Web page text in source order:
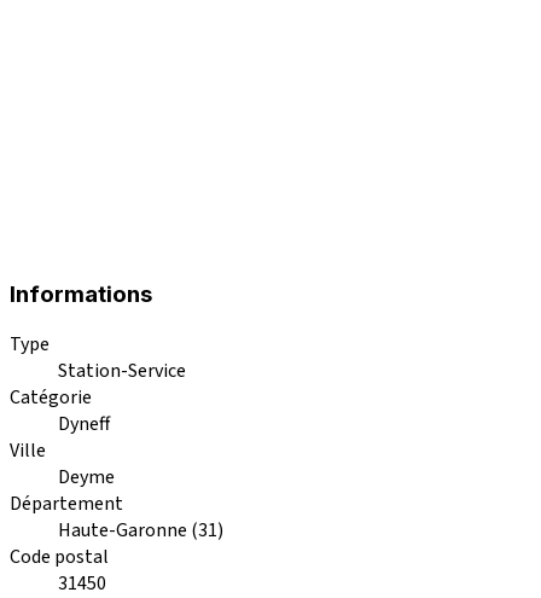
Informations
Type
Station-Service
Catégorie
Dyneff
Ville
Deyme
Département
Haute-Garonne (31)
Code postal
31450